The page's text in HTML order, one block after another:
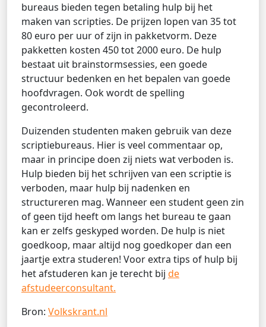
bureaus bieden tegen betaling hulp bij het
maken van scripties. De prijzen lopen van 35 tot
80 euro per uur of zijn in pakketvorm. Deze
pakketten kosten 450 tot 2000 euro. De hulp
bestaat uit brainstormsessies, een goede
structuur bedenken en het bepalen van goede
hoofdvragen. Ook wordt de spelling
gecontroleerd.
Duizenden studenten maken gebruik van deze
scriptiebureaus. Hier is veel commentaar op,
maar in principe doen zij niets wat verboden is.
Hulp bieden bij het schrijven van een scriptie is
verboden, maar hulp bij nadenken en
structureren mag. Wanneer een student geen zin
of geen tijd heeft om langs het bureau te gaan
kan er zelfs geskyped worden. De hulp is niet
goedkoop, maar altijd nog goedkoper dan een
jaartje extra studeren! Voor extra tips of hulp bij
het afstuderen kan je terecht bij de
afstudeerconsultant.
Bron: Volkskrant.nl